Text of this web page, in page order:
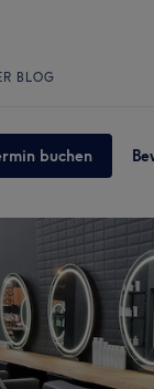
BLOG
buchen